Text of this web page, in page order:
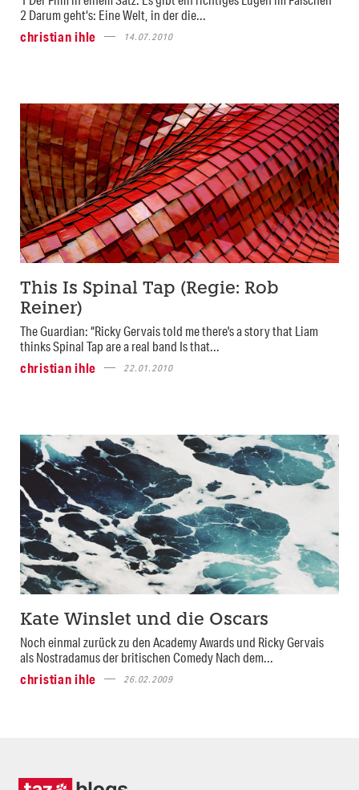
2 Darum geht‘s: Eine Welt, in der die...
christian ihle
14.07.2010
This Is Spinal Tap (Regie: Rob
Reiner)
The Guardian: “Ricky Gervais told me there's a story that Liam
thinks Spinal Tap are a real band Is that...
christian ihle
22.01.2010
Kate Winslet und die Oscars
Noch einmal zurück zu den Academy Awards und Ricky Gervais
als Nostradamus der britischen Comedy Nach dem...
christian ihle
26.02.2009